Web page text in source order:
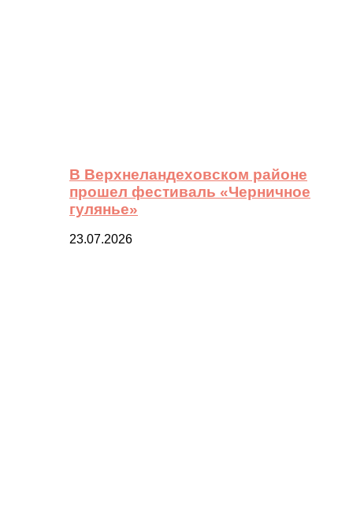
В Верхнеландеховском районе
прошел фестиваль «Черничное
гулянье»
23.07.2026